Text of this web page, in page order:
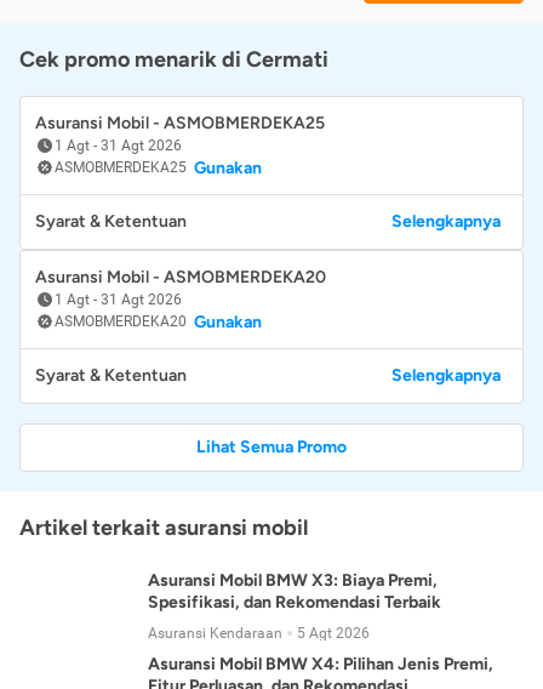
Cek promo menarik di Cermati
Asuransi Mobil - ASMOBMERDEKA25
1 Agt - 31 Agt 2026
ASMOBMERDEKA25 Gunakan
Syarat & Ketentuan Selengkapnya
Asuransi Mobil - ASMOBMERDEKA20
1 Agt - 31 Agt 2026
ASMOBMERDEKA20 Gunakan
Syarat & Ketentuan Selengkapnya
Lihat Semua Promo
Artikel terkait asuransi mobil
Asuransi Mobil BMW X3: Biaya Premi,
Spesifikasi, dan Rekomendasi Terbaik
Asuransi Kendaraan 5 Agt 2026
Asuransi Mobil BMW X4: Pilihan Jenis Premi,